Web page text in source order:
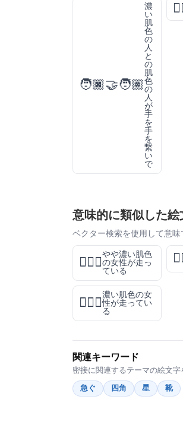
🧑🏿‍🤝‍🧑🏽
濃
い
肌
色
の
人
と
の
肌
色
の
人
が
手
を
手
を
繋
い
で
意味的に類似した絵
ベクター検索を使用して意
🏃🏾‍♀️
やや濃い肌色
の女性が走っ
ている
🏃🏿‍♀️
濃い肌色の女
性が走ってい
る
関連キーワード
密接に関連するテーマの絵文字
急ぐ
四角 星 靴